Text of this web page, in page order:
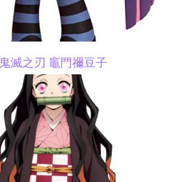
鬼滅之刃 竈門禰豆子